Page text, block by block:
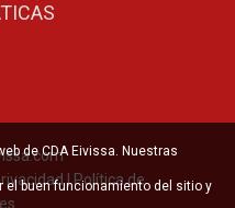
|Política de
de CDA Eivissa. Nuestras
buen funcionamiento del sitio y